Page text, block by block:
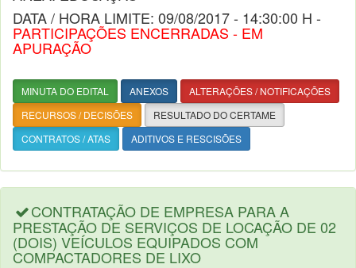
DATA / HORA LIMITE: 09/08/2017 - 14:30:00 H -
PARTICIPAÇÕES ENCERRADAS - EM
APURAÇÃO
MINUTA DO EDITAL ANEXOS
ALTERAÇÕES / NOTIFICAÇÕES
RECURSOS / DECISÕES
RESULTADO DO CERTAME
CONTRATOS / ATAS
ADITIVOS E RESCISÕES
CONTRATAÇÃO DE EMPRESA PARA A
PRESTAÇÃO DE SERVIÇOS DE LOCAÇÃO DE 02
(DOIS) VEÍCULOS EQUIPADOS COM
COMPACTADORES DE LIXO